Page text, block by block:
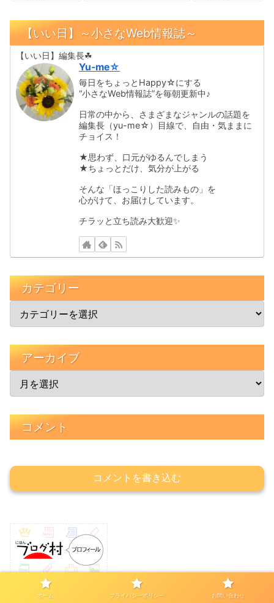
【いい日】～小さなWeb情報誌～
【いい日】編集長☘
Yu-me☆
毎日をちょっとHappy☆にする
“小さなWeb情報誌”を毎朝更新中♪
日常の中から、さまざまなジャンルの話題を
編集長（yu-me☆）目線で、自由・気ままに
チョイス！
★思わず、口元がゆるんでしまう
★ちょっとだけ、気分が上がる
そんな「ほっこりした読みもの」を
心がけて、お届けしています。
チラッと立ち読み大歓迎✨️
カテゴリー
アーカイブ
コメント
コメントを書き込む
ホーム プライバシーポリシー お問い合わせ